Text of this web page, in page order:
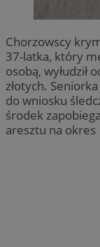
Chorzowscy
37-latka, który
osobą, wyłudził
złotych.
do wniosku
środek
aresztu na okres